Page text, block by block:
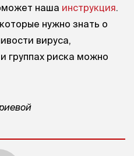
наша инструкция.
нужно знать о
вируса,
группах риска можно